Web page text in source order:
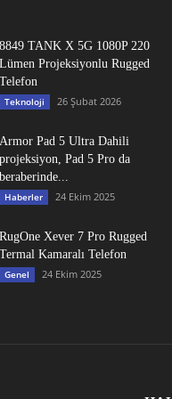
8849 TANK X 5G 1080P 220
Lümen Projeksiyonlu Rugged
Telefon
Teknoloji 26 Şubat 2026
Armor Pad 5 Ultra Dahili
projeksiyon, Pad 5 Pro da
beraberinde...
Haberler 24 Ekim 2025
RugOne Xever 7 Pro Rugged
Termal Kamaralı Telefon
Genel 24 Ekim 2025